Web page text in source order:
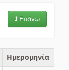
Επάνω
Ημερομηνία